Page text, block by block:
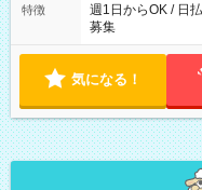
特徴
週1日からOK / 日
募集
気になる！